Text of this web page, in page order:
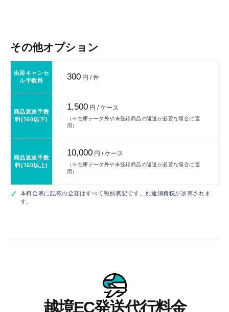
その他オプション
出荷キャンセ
ル手数料
300 円 / 件
商品返送手数
料(160以下)
1,500 円 / ケース
（※在庫データ外や未登録商品の返送が必要な場合に適
用）
商品返送手数
料(160以上)
10,000 円 / ケース
（※在庫データ外や未登録商品の返送が必要な場合に適
用）
本料金表に記載の金額はすべて税別表記です。別途消費税が加算されま
す。
越境EC発送代行料金